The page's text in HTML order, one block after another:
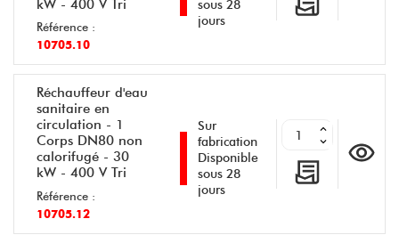
kW - 400 V Tri
Référence :
10705.10
sous 28
jours
Réchauffeur d'eau
sanitaire en
circulation - 1
Corps DN80 non
calorifugé - 30
kW - 400 V Tri
Référence :
10705.12
Sur
fabrication
Disponible
sous 28
jours